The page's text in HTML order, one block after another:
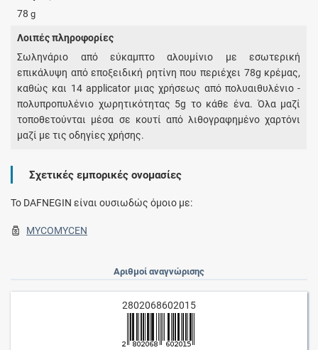
78g
Λοιπές πληροφορίες
Σωληνάριο από εύκαμπτο αλουμίνιο με εσωτερική
επικάλυψη από εποξειδική ρητίνη που περιέχει 78g κρέμας,
καθώς και 14 applicator μιας χρήσεως από πολυαιθυλένιο -
πολυπροπυλένιο χωρητικότητας 5g το κάθε ένα. Όλα μαζί
τοποθετούνται μέσα σε κουτί από λιθογραφημένο χαρτόνι
μαζί με τις οδηγίες χρήσης.
Σχετικές εμπορικές ονομασίες
To DAFNEGIN είναι ουσιωδώς όμοιο με:
MYCOMYCEN
Αριθμοί αναγνώρισης
2802068602015